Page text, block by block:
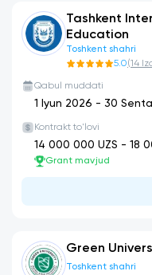
Tashkent
Education
Toshkent shahri
5.0(14
Qabul muddati
1 Iyun 2026 - 30
Kontrakt to'lovi
14 000 000 UZS - 18
Grant mavjud
Green
Toshkent shahri